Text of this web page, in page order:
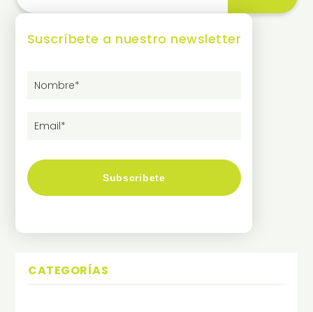
Suscríbete a nuestro newsletter
CATEGORÍAS